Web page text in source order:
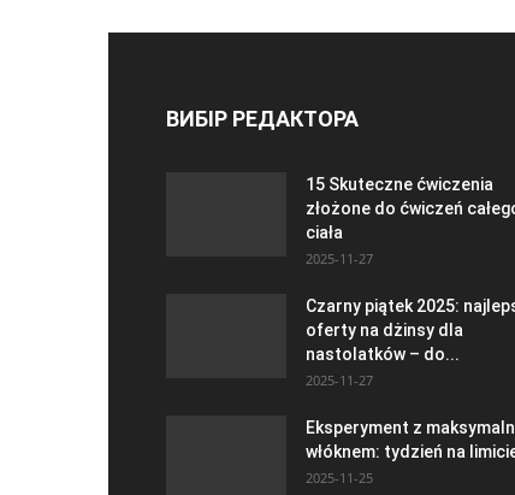
ВИБІР РЕДАКТОРА
15 Skuteczne ćwiczenia
złożone do ćwiczeń
ciała
2025-11-27
Czarny piątek 2025:
oferty na dżinsy dla
nastolatków – do...
2025-11-27
Eksperyment z
włóknem: tydzień na
2025-11-25